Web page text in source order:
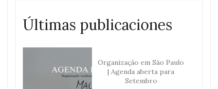
Últimas publicaciones
Organização em São Paulo
| Agenda aberta para
Setembro